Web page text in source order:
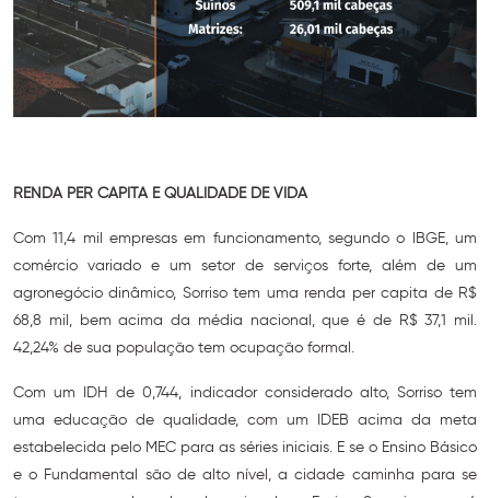
RENDA PER CAPITA E QUALIDADE DE VIDA
Com 11,4 mil empresas em funcionamento, segundo o IBGE, um
comércio variado e um setor de serviços forte, além de um
agronegócio dinâmico, Sorriso tem uma renda per capita de R$
68,8 mil, bem acima da média nacional, que é de R$ 37,1 mil.
42,24% de sua população tem ocupação formal.
Com um IDH de 0,744, indicador considerado alto, Sorriso tem
uma educação de qualidade, com um IDEB acima da meta
estabelecida pelo MEC para as séries iniciais. E se o Ensino Básico
e o Fundamental são de alto nível, a cidade caminha para se